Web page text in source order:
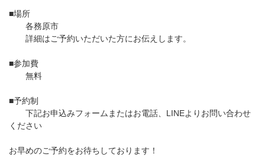
■場所
各務原市
詳細はご予約いただいた方にお伝えします。
■参加費
無料
■予約制
下記お申込みフォームまたはお電話、LINEよりお問い合わせ
ください
お早めのご予約をお待ちしております！